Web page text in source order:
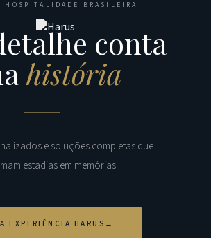
HOSPITALIDADE BRASILEIRA
conta
história
e soluções completas que
estadias em memórias.
EXPERIÊNCIA HARUS